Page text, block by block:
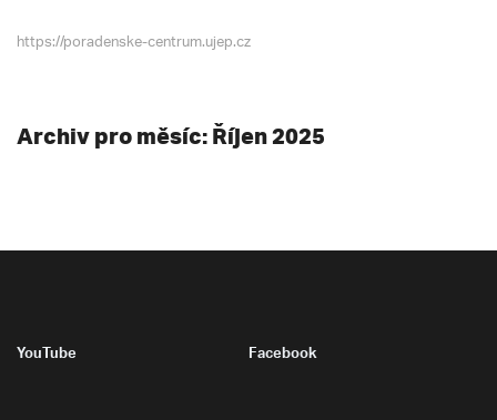
https://poradenske-centrum.ujep.cz
Archiv pro měsíc: Říjen 2025
YouTube Facebook